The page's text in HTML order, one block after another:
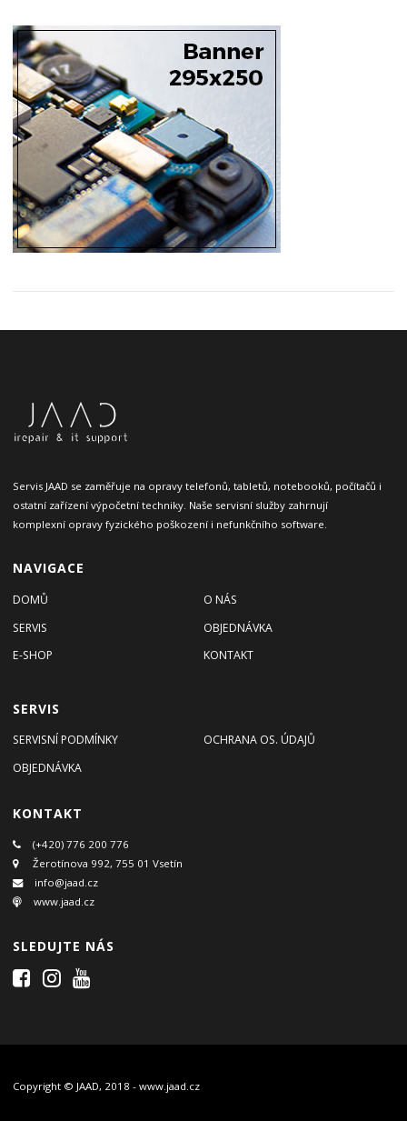
Servis JAAD se zaměřuje na opravy telefonů, tabletů, notebooků, počítačů i
ostatní zařízení výpočetní techniky. Naše servisní služby zahrnují
komplexní opravy fyzického poškození i nefunkčního software.
NAVIGACE
DOMŮ
O NÁS
SERVIS
OBJEDNÁVKA
E-SHOP
KONTAKT
SERVIS
SERVISNÍ PODMÍNKY
OCHRANA OS. ÚDAJŮ
OBJEDNÁVKA
KONTAKT
(+420) 776 200 776
Žerotínova 992, 755 01 Vsetín
info@jaad.cz
www.jaad.cz
SLEDUJTE NÁS
Copyright © JAAD, 2018 - www.jaad.cz